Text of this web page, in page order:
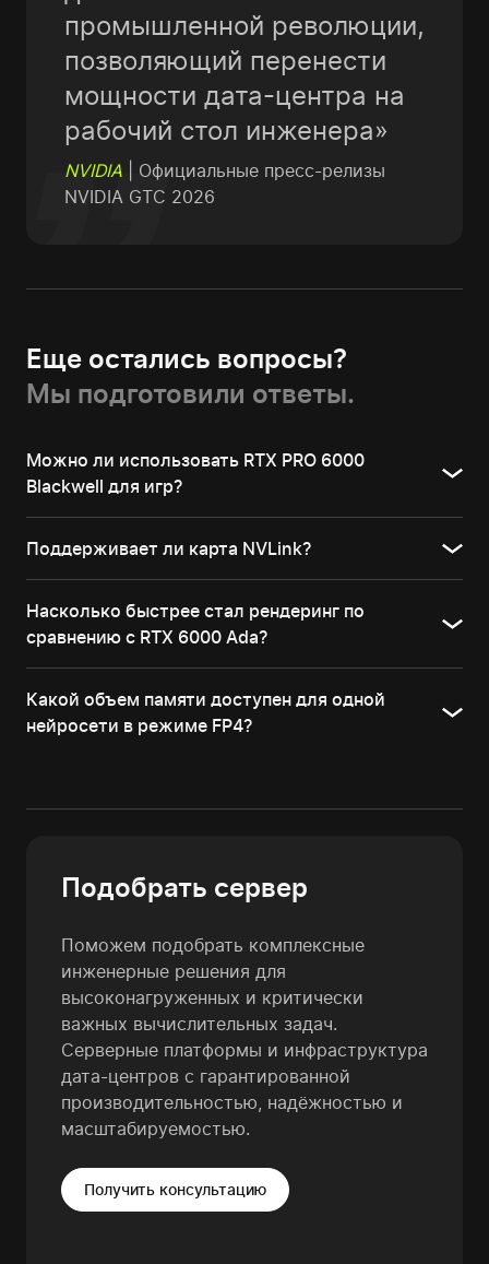
промышленной революции,
позволяющий перенести
мощности дата-центра на
рабочий стол инженера»
NVIDIA | Официальные пресс-релизы
NVIDIA GTC 2026
Еще остались вопросы?
Мы подготовили ответы.
Можно ли использовать RTX PRO 6000
Blackwell для игр?
Поддерживает ли карта NVLink?
Насколько быстрее стал рендеринг по
сравнению с RTX 6000 Ada?
Какой объем памяти доступен для одной
нейросети в режиме FP4?
Подобрать сервер
Поможем подобрать комплексные
инженерные решения для
высоконагруженных и критически
важных вычислительных задач.
Серверные платформы и инфраструктура
дата-центров с гарантированной
производительностью, надёжностью и
масштабируемостью.
Получить консультацию